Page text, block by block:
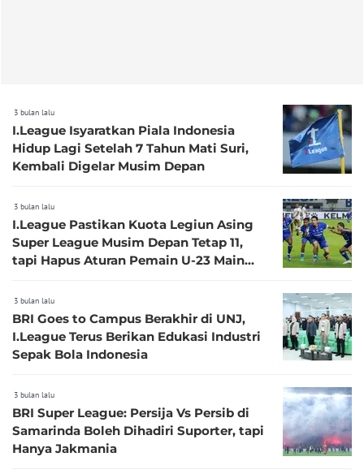
3 bulan lalu
I.League Isyaratkan Piala Indonesia
Hidup Lagi Setelah 7 Tahun Mati Suri,
Kembali Digelar Musim Depan
3 bulan lalu
I.League Pastikan Kuota Legiun Asing
Super League Musim Depan Tetap 11,
tapi Hapus Aturan Pemain U-23 Main
3 bulan lalu
BRI Goes to Campus Berakhir di UNJ,
I.League Terus Berikan Edukasi Industri
Sepak Bola Indonesia
3 bulan lalu
BRI Super League: Persija Vs Persib di
Samarinda Boleh Dihadiri Suporter, tapi
Hanya Jakmania